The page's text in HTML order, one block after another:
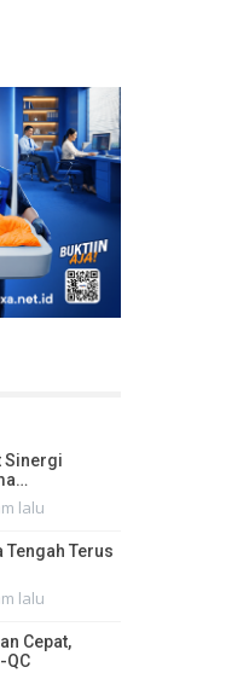
Sinergi
lalu
Tengah Terus
lalu
Cepat,
QC